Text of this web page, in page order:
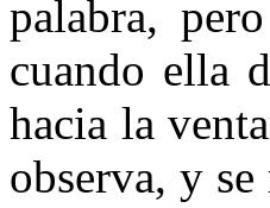
palabra,
cuando ella
hacia la
observa, y